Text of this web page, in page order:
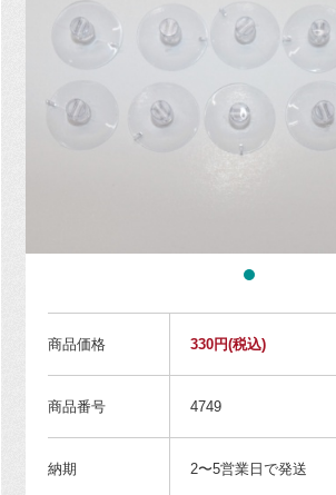
商品価格 330円(税込)
商品番号 4749
納期 2〜5営業日で発送